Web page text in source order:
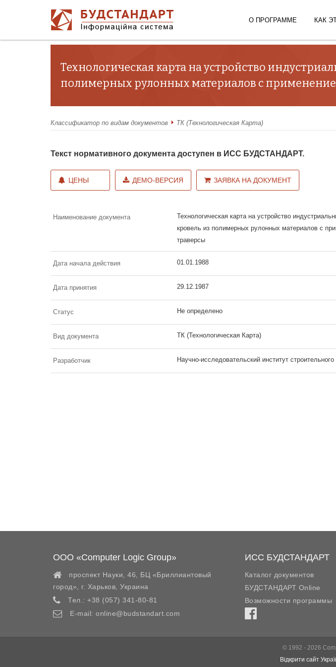
О ПРОГРАММЕ КАК
Технологическая карта на устройство
полимерных рулонных материалов с
Классификатор по видам документов ТК (Технологическая Карта)
Текст нормативного документа доступен в ИСС БУДСТАНДАРТ.
ЦЕНЫ ДЕМО-ВЕРСИЯ ЗАЯВКА НА ДОКУМЕНТ
Наименование документа
Технологическая карта на устройство
кровель из полимерных рулонных материалов с
траверсы
Дата начала действия 01.01.1988
Дата принятия 29.12.1987
Статус Не определено
Вид документа ТК (Технологическая Карта)
Разработчик Научно-исследовательский институт
ООО «Computer Logic Group»
проспект Науки, 46, БЦ «Бриллиантовый
город»,
г. Харьков Украина
Тел.: +38 (057) 341-80-81
E-mail: online@budstandart.com
ИСС БУДСТАНДАРТ
Каталог документов
БУДСТАНДАРТ Online
Возможности программы
© 1992 - 2026
Відкрити сайт